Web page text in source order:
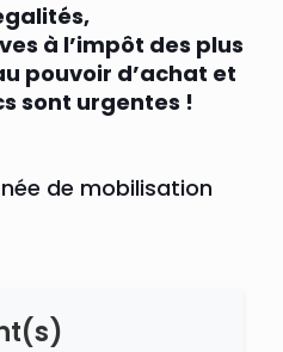
à l’impôt des plus
pouvoir d’achat et
sont urgentes !
de mobilisation